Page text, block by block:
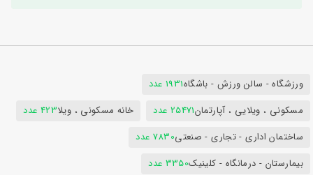
ورزشگاه - سالن ورزش - باشگاه1931 عدد
مسکونی ، ویلایی ، آپارتمان25471 عدد خانه مسکونی ، ویلا423 عدد
ساختمان اداری - تجاری - صنعتی7830 عدد
بیمارستان - درمانگاه - کلینیک3350 عدد